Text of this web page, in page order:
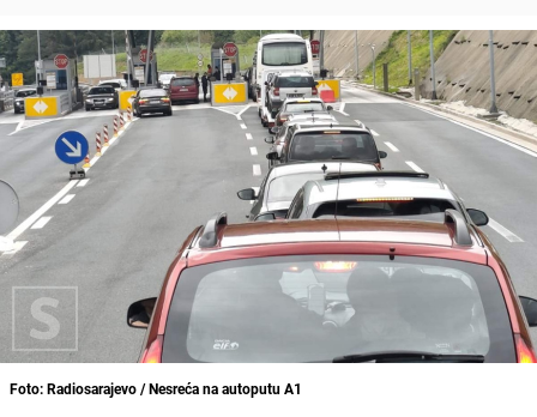
Foto: Radiosarajevo / Nesreća na autoputu A1